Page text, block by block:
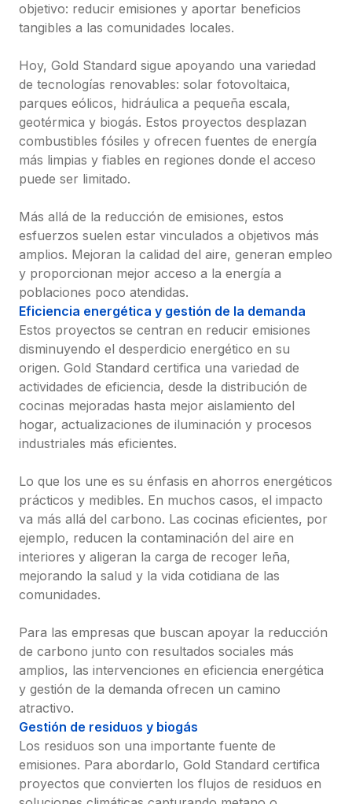
objetivo: reducir emisiones y aportar beneficios
tangibles a las comunidades locales.
Hoy, Gold Standard sigue apoyando una variedad
de tecnologías renovables: solar fotovoltaica,
parques eólicos, hidráulica a pequeña escala,
geotérmica y biogás. Estos proyectos desplazan
combustibles fósiles y ofrecen fuentes de energía
más limpias y fiables en regiones donde el acceso
puede ser limitado.
Más allá de la reducción de emisiones, estos
esfuerzos suelen estar vinculados a objetivos más
amplios. Mejoran la calidad del aire, generan empleo
y proporcionan mejor acceso a la energía a
poblaciones poco atendidas.
Eficiencia energética y gestión de la demanda
Estos proyectos se centran en reducir emisiones
disminuyendo el desperdicio energético en su
origen. Gold Standard certifica una variedad de
actividades de eficiencia, desde la distribución de
cocinas mejoradas hasta mejor aislamiento del
hogar, actualizaciones de iluminación y procesos
industriales más eficientes.
Lo que los une es su énfasis en ahorros energéticos
prácticos y medibles. En muchos casos, el impacto
va más allá del carbono. Las cocinas eficientes, por
ejemplo, reducen la contaminación del aire en
interiores y aligeran la carga de recoger leña,
mejorando la salud y la vida cotidiana de las
comunidades.
Para las empresas que buscan apoyar la reducción
de carbono junto con resultados sociales más
amplios, las intervenciones en eficiencia energética
y gestión de la demanda ofrecen un camino
atractivo.
Gestión de residuos y biogás
Los residuos son una importante fuente de
emisiones. Para abordarlo, Gold Standard certifica
proyectos que convierten los flujos de residuos en